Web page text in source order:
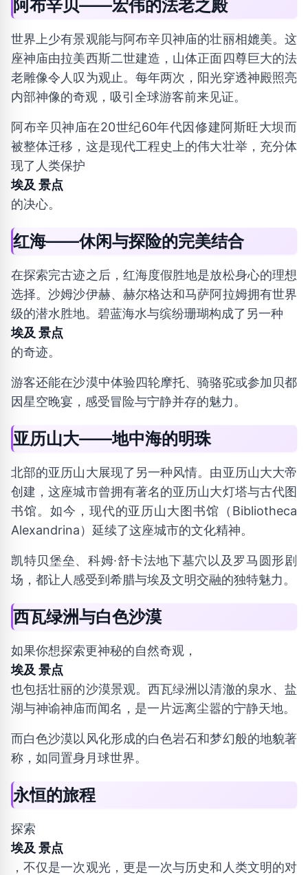
阿布辛贝——宏伟的法老之殿
世界上少有景观能与阿布辛贝神庙的壮丽相媲美。这
座神庙由拉美西斯二世建造，山体正面四尊巨大的法
老雕像令人叹为观止。每年两次，阳光穿透神殿照亮
内部神像的奇观，吸引全球游客前来见证。
阿布辛贝神庙在20世纪60年代因修建阿斯旺大坝而
被整体迁移，这是现代工程史上的伟大壮举，充分体
现了人类保护
埃及 景点
的决心。
红海——休闲与探险的完美结合
在探索完古迹之后，红海度假胜地是放松身心的理想
选择。沙姆沙伊赫、赫尔格达和马萨阿拉姆拥有世界
级的潜水胜地。碧蓝海水与缤纷珊瑚构成了另一种
埃及 景点
的奇迹。
游客还能在沙漠中体验四轮摩托、骑骆驼或参加贝都
因星空晚宴，感受冒险与宁静并存的魅力。
亚历山大——地中海的明珠
北部的亚历山大展现了另一种风情。由亚历山大大帝
创建，这座城市曾拥有著名的亚历山大灯塔与古代图
书馆。如今，现代的亚历山大图书馆（Bibliotheca
Alexandrina）延续了这座城市的文化精神。
凯特贝堡垒、科姆·舒卡法地下墓穴以及罗马圆形剧
场，都让人感受到希腊与埃及文明交融的独特魅力。
西瓦绿洲与白色沙漠
如果你想探索更神秘的自然奇观，
埃及 景点
也包括壮丽的沙漠景观。西瓦绿洲以清澈的泉水、盐
湖与神谕神庙而闻名，是一片远离尘嚣的宁静天地。
而白色沙漠以风化形成的白色岩石和梦幻般的地貌著
称，如同置身月球世界。
永恒的旅程
探索
埃及 景点
，不仅是一次观光，更是一次与历史和人类文明的对